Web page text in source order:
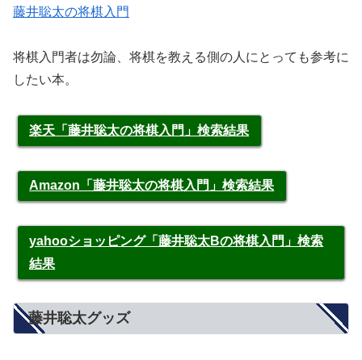
藤井聡太の将棋入門
将棋入門者は勿論、将棋を教える側の人にとっても参考に
したい本。
楽天「藤井聡太の将棋入門」検索結果
Amazon「藤井聡太の将棋入門」検索結果
yahooショッピング「藤井聡太Bの将棋入門」検索
結果
藤井聡太グッズ